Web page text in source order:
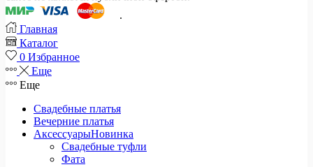
.
Главная
Каталог
0 Избранное
Еще
Еще
Свадебные платья
Вечерние платья
АксессуарыНовинка
Свадебные туфли
Фата